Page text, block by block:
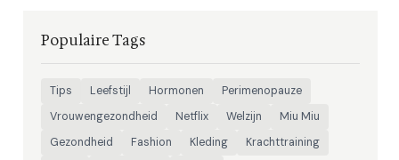
Populaire Tags
Tips Leefstijl Hormonen
Perimenopauze
Vrouwengezondheid
Netflix Welzijn
Miu Miu
Gezondheid
Fashion Kleding
Krachttraining